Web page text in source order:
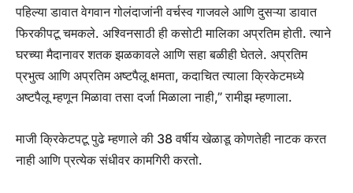
पहिल्या डावात वेगवान गोलंदाजांनी वर्चस्व गाजवले आणि दुसऱ्या डावात
फिरकीपटू चमकले. अश्विनसाठी ही कसोटी मालिका अप्रतिम होती. त्याने
घरच्या मैदानावर शतक झळकावले आणि सहा बळीही घेतले. अप्रतिम
प्रभुत्व आणि अप्रतिम अष्टपैलू क्षमता, कदाचित त्याला क्रिकेटमध्ये
अष्टपैलू म्हणून मिळावा तसा दर्जा मिळाला नाही,” रामीझ म्हणाला.
माजी क्रिकेटपटू पुढे म्हणाले की 38 वर्षीय खेळाडू कोणतेही नाटक करत
नाही आणि प्रत्येक संधीवर कामगिरी करतो.